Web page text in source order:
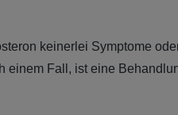
keinerlei Symptome
einem Fall, ist eine